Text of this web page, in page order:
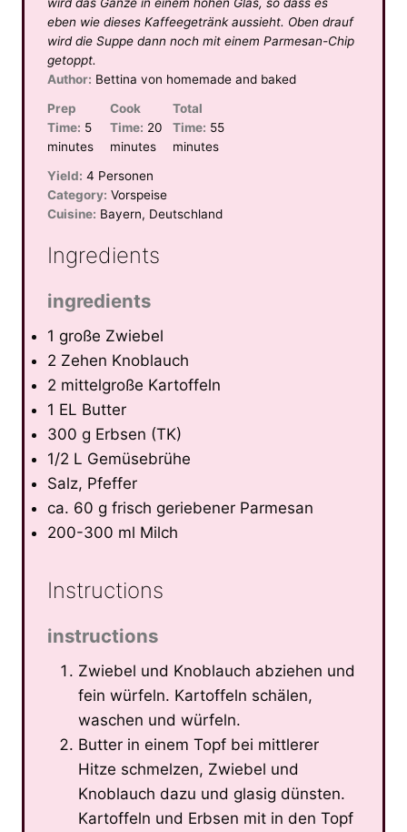
eben wie dieses Kaffeegetränk aussieht. Oben drauf
wird die Suppe dann noch mit einem Parmesan-Chip
getoppt.
Author: Bettina von homemade and baked
Prep
Time: 5
minutes
Cook
Time: 20
minutes
Total
Time: 55
minutes
Yield: 4 Personen
Category: Vorspeise
Cuisine: Bayern, Deutschland
Ingredients
ingredients
1 große Zwiebel
2 Zehen Knoblauch
2 mittelgroße Kartoffeln
1 EL Butter
300 g Erbsen (TK)
1/2 L Gemüsebrühe
Salz, Pfeffer
ca. 60 g frisch geriebener Parmesan
200-300 ml Milch
Instructions
instructions
Zwiebel und Knoblauch abziehen und
fein würfeln. Kartoffeln schälen,
waschen und würfeln.
Butter in einem Topf bei mittlerer
Hitze schmelzen, Zwiebel und
Knoblauch dazu und glasig dünsten.
Kartoffeln und Erbsen mit in den Topf